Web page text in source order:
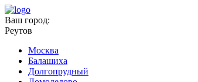
Ваш город:
Реутов
Москва
Балашиха
Долгопрудный